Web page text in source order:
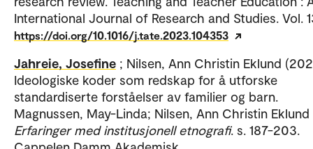
International Journal of Research and Studies. Vol.
https://doi.org/10.1016/j.tate.2023.104353
Jahreie, Josefine ; Nilsen, Ann Christin Eklund
Ideologiske koder som redskap for å utforske
standardiserte forståelser av familier og barn.
Magnussen, May-Linda; Nilsen, Ann Christin Eklund
Erfaringer med institusjonell etnografi. s. 187-203.